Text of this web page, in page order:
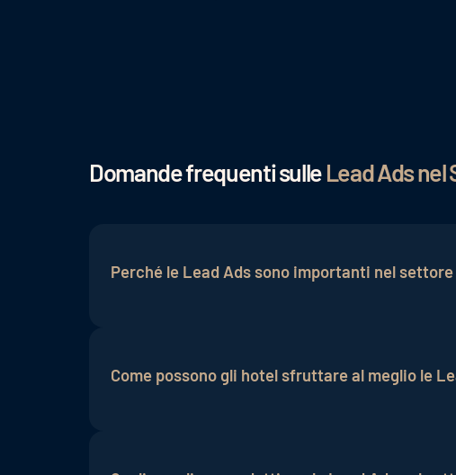
Domande frequenti sulleLead Ads
Perché le Lead Ads sono importanti nel
Come possono gli hotel sfruttare al meglio le